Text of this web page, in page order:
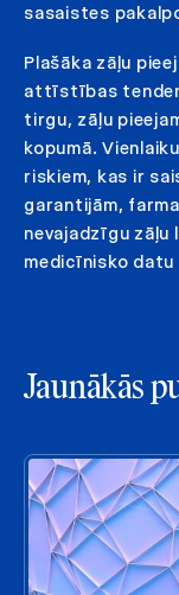
sasaistes
Plašāka zāļu
attīstības
tirgu, zāļu
kopumā.
riskiem, kas ir
garantijām,
nevajadzīgu
medicīnisko
Jaunākās